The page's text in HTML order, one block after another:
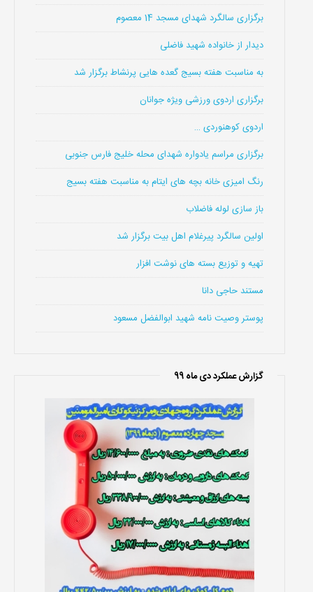
برگزاری سالگرد شهدای مسجد 14 معصوم
دیدار از خانواده شهید فاضلی
به مناسبت هفته بسیج گعده هایی پرنشاط برگزار شد
برگزاری اردوی ورزشی ویژه جوانان
اردوی کوهنوردی …
برگزاری مراسم یادواره شهدای محله خلیج فارس جنوبی
رنگ امیزی خانه بچه های ایتام به مناسبت هفته بسیج
باز سازی لوله فاضلاب
اولین سالگرد پیرغلام اهل بیت برگزار شد
تهیه و توزیع بسته های نوشت افزار
مستند حاجی دانا
پوستر وصیت نامه شهید ابوالفضل مسعود
گزارش عملکرد دی ماه 99